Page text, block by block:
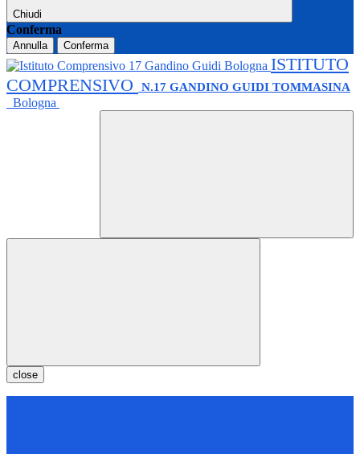
Chiudi
Conferma
Annulla Conferma
ISTITUTO
COMPRENSIVO
N.17 GANDINO GUIDI TOMMASINA
Bologna
close